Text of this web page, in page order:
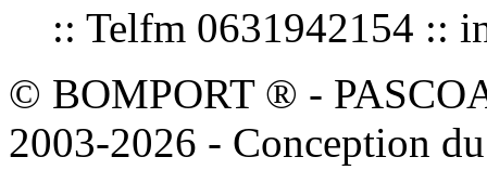
:: Telfm 0631942154 ::
© BOMPORT ® -
2003-2026 - Conception